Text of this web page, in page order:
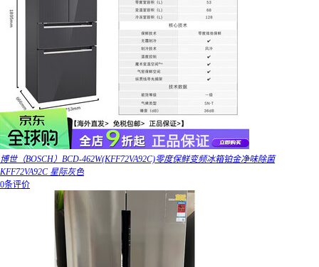
博世（BOSCH）BCD-462W(KFF72VA92C)零度保鲜变频冰箱铂金净味除菌
KFF72VA92C 星际灰色
0条评价